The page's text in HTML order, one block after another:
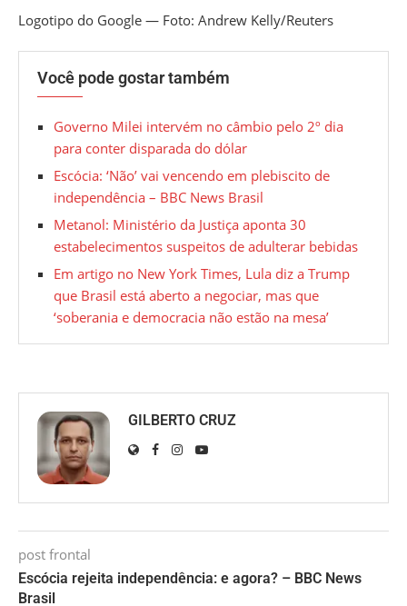
Logotipo do Google — Foto: Andrew Kelly/Reuters
Você pode gostar também
Governo Milei intervém no câmbio pelo 2º dia
para conter disparada do dólar
Escócia: ‘Não’ vai vencendo em plebiscito de
independência – BBC News Brasil
Metanol: Ministério da Justiça aponta 30
estabelecimentos suspeitos de adulterar bebidas
Em artigo no New York Times, Lula diz a Trump
que Brasil está aberto a negociar, mas que
‘soberania e democracia não estão na mesa’
GILBERTO CRUZ
post frontal
Escócia rejeita independência: e agora? – BBC News
Brasil